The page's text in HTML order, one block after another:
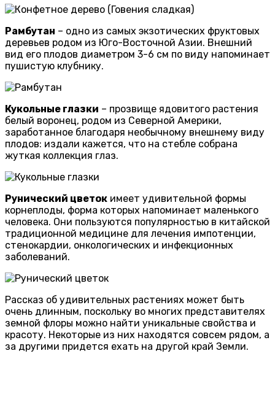
Рамбутан – одно из самых экзотических фруктовых
деревьев родом из Юго-Восточной Азии. Внешний
вид его плодов диаметром 3-6 см по виду напоминает
пушистую клубнику.
Кукольные глазки – прозвище ядовитого растения
белый воронец, родом из Северной Америки,
заработанное благодаря необычному внешнему виду
плодов: издали кажется, что на стебле собрана
жуткая коллекция глаз.
Рунический цветок имеет удивительной формы
корнеплоды, форма которых напоминает маленького
человека. Они пользуются популярностью в китайской
традиционной медицине для лечения импотенции,
стенокардии, онкологических и инфекционных
заболеваний.
Рассказ об удивительных растениях может быть
очень длинным, поскольку во многих представителях
земной флоры можно найти уникальные свойства и
красоту. Некоторые из них находятся совсем рядом, а
за другими придется ехать на другой край Земли.